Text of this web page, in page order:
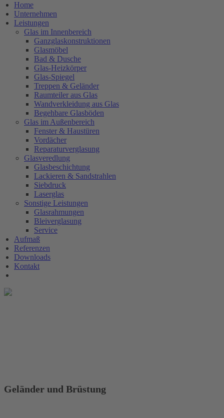
Home
Unternehmen
Leistungen
Glas im Innenbereich
Ganzglaskonstruktionen
Glasmöbel
Bad & Dusche
Glas-Heizkörper
Glas-Spiegel
Treppen & Geländer
Raumteiler aus Glas
Wandverkleidung aus Glas
Begehbare Glasböden
Glas im Außenbereich
Fenster & Haustüren
Vordächer
Reparaturverglasung
Glasveredlung
Glasbeschichtung
Lackieren & Sandstrahlen
Siebdruck
Laserglas
Sonstige Leistungen
Glasrahmungen
Bleiverglasung
Service
Aufmaß
Referenzen
Downloads
Kontakt
Geländer und Brüstung